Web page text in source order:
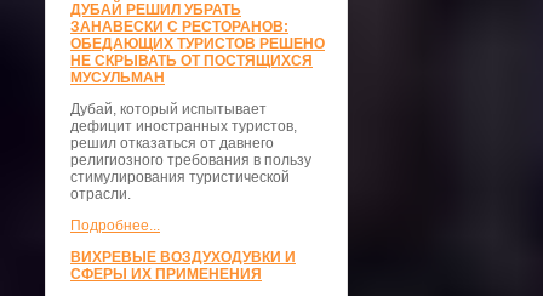
ДУБАЙ РЕШИЛ УБРАТЬ
ЗАНАВЕСКИ С РЕСТОРАНОВ:
ОБЕДАЮЩИХ ТУРИСТОВ РЕШЕНО
НЕ СКРЫВАТЬ ОТ ПОСТЯЩИХСЯ
МУСУЛЬМАН
Дубай, который испытывает
дефицит иностранных туристов,
решил отказаться от давнего
религиозного требования в пользу
стимулирования туристической
отрасли.
Подробнее...
ВИХРЕВЫЕ ВОЗДУХОДУВКИ И
СФЕРЫ ИХ ПРИМЕНЕНИЯ